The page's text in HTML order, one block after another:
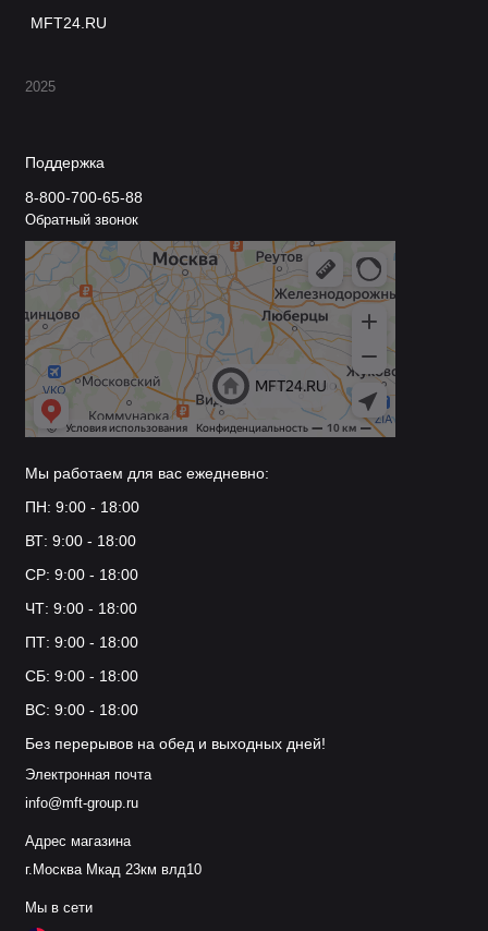
MFT24.RU
2025
Поддержка
8-800-700-65-88
Обратный звонок
Мы работаем для вас ежедневно:
ПН: 9:00 - 18:00
ВТ: 9:00 - 18:00
СР: 9:00 - 18:00
ЧТ: 9:00 - 18:00
ПТ: 9:00 - 18:00
СБ: 9:00 - 18:00
ВС: 9:00 - 18:00
Без перерывов на обед и выходных дней!
Электронная почта
info@mft-group.ru
Адрес магазина
г.Москва Мкад 23км влд10
Мы в сети